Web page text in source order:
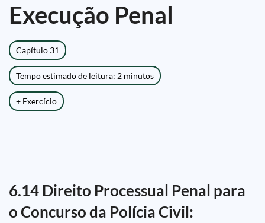
Execução Penal
Capítulo 31
Tempo estimado de leitura: 2 minutos
+ Exercício
6.14 Direito Processual Penal para
o Concurso da Polícia Civil: